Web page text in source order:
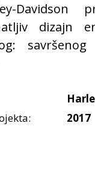
Davidson
dizajn
2017